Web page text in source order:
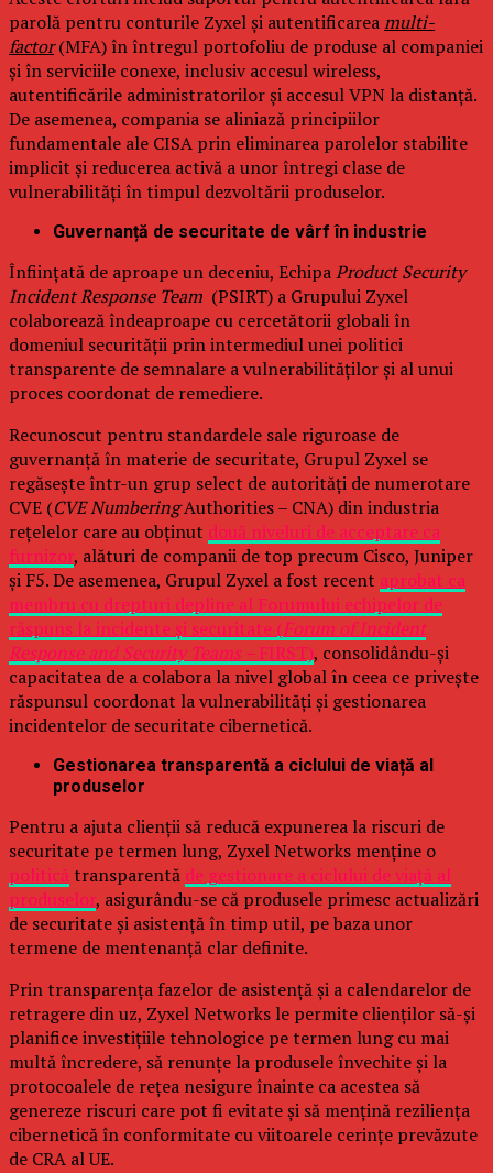
parolă pentru conturile Zyxel și autentificareamulti-
factor(MFA) în întregul portofoliu de produse al companiei
și în serviciile conexe, inclusiv accesul wireless,
autentificările administratorilor și accesul VPN la distanță.
De asemenea, compania se aliniază principiilor
fundamentale ale CISA prin eliminarea parolelor stabilite
implicit și reducerea activă a unor întregi clase de
vulnerabilități în timpul dezvoltării produselor.
Guvernanță de securitate de vârf în industrie
Înființată de aproape un deceniu, EchipaProduct Security
Incident Response Team (PSIRT) a Grupului Zyxel
colaborează îndeaproape cu cercetătorii globali în
domeniul securității prin intermediul unei politici
transparente de semnalare a vulnerabilităților și al unui
proces coordonat de remediere.
Recunoscut pentru standardele sale riguroase de
guvernanță în materie de securitate, Grupul Zyxel se
regăsește într-un grup select de autorități de numerotare
CVE (CVE NumberingAuthorities – CNA) din industria
rețelelor care au obținut două niveluri de acceptare ca
furnizor, alături de companii de top precum Cisco, Juniper
și F5. De asemenea, Grupul Zyxel a fost recent aprobat ca
membru cu drepturi depline al Forumului echipelor de
răspuns la incidente și securitate (Forum of Incident
Response and Security Teams –FIRST), consolidându-și
capacitatea de a colabora la nivel global în ceea ce privește
răspunsul coordonat la vulnerabilități și gestionarea
incidentelor de securitate cibernetică.
Gestionarea transparentă a ciclului de viață al
produselor
Pentru a ajuta clienții să reducă expunerea la riscuri de
securitate pe termen lung, Zyxel Networks menține o
politică transparentă de gestionare a ciclului de viață al
produselor, asigurându-se că produsele primesc actualizări
de securitate și asistență în timp util, pe baza unor
termene de mentenanță clar definite.
Prin transparența fazelor de asistență și a calendarelor de
retragere din uz, Zyxel Networks le permite clienților să-și
planifice investițiile tehnologice pe termen lung cu mai
multă încredere, să renunțe la produsele învechite și la
protocoalele de rețea nesigure înainte ca acestea să
genereze riscuri care pot fi evitate și să mențină reziliența
cibernetică în conformitate cu viitoarele cerințe prevăzute
de CRA al UE.